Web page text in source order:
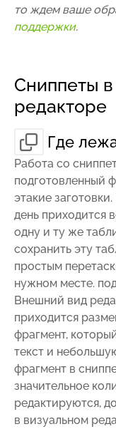
то ждем ваше
поддержки.
Сниппеты
редакторе
Где
Работа со
подготовленный
этакие
день приходится
одну и ту же
сохранить эту
простым
нужном месте.
Внешний вид
приходится
фрагмент,
текст и
фрагмент в
значительное
редактируются,
в визуальном